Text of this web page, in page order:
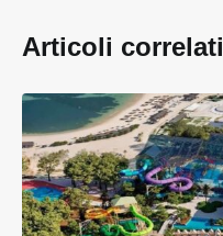
Articoli correlati